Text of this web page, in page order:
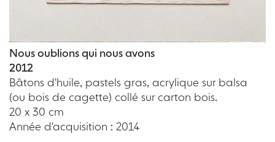
Nous oublions qui nous avons
2012
Bâtons d'huile, pastels gras, acrylique sur balsa
(ou bois de cagette) collé sur carton bois.
20 x 30 cm
Année d'acquisition : 2014